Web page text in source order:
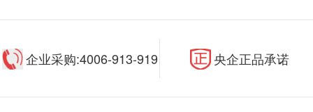
企业采购:4006-913-919 央企正品承诺